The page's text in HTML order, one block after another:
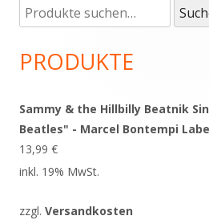
Haupt-
Seitenleiste
Suche
nach:
PRODUKTE
Sammy & the Hillbilly Beatnik
Beatles" - Marcel Bontempi
13,99 €
inkl. 19% MwSt.
zzgl. Versandkosten